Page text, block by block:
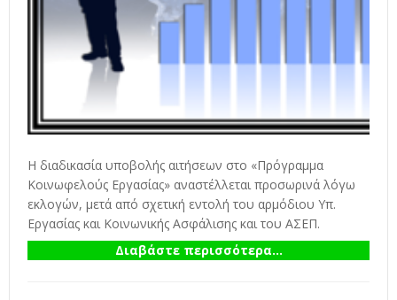
Η διαδικασία υποβολής αιτήσεων στο «Πρόγραμμα
Κοινωφελούς Εργασίας» αναστέλλεται προσωρινά λόγω
εκλογών, μετά από σχετική εντολή του αρμόδιου Υπ.
Εργασίας και Κοινωνικής Ασφάλισης και του ΑΣΕΠ.
Διαβάστε περισσότερα...